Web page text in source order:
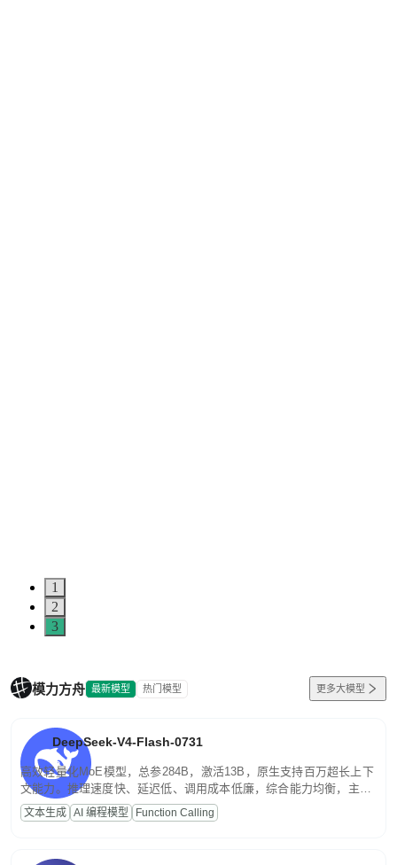
1
2
3
模力方舟 最新模型 热门模型 更多大模型
DeepSeek-V4-Flash-0731
高效轻量化MoE模型，总参284B，激活13B，原生支持百万超长上下
文能力。推理速度快、延迟低、调用成本低廉，综合能力均衡，主打
高并发、轻量化任务，适合日常对话、内容创作、基础 RAG、批量
文案处理等普惠刚需场景。
文本生成 AI 编程模型 Function Calling